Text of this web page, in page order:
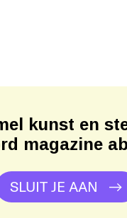
kunst en
magazine
SLUIT JE AAN